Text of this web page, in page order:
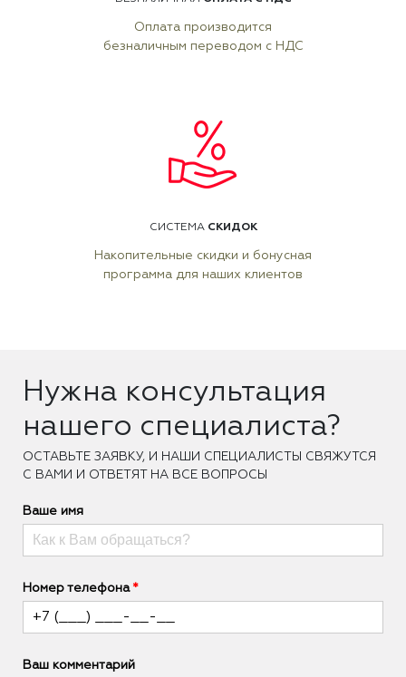
Оплата производится
безналичным переводом с НДС
СИСТЕМА СКИДОК
Накопительные скидки и бонусная
программа для наших клиентов
Нужна консультация
нашего специалиста?
ОCТАВЬТЕ ЗАЯВКУ, И НАШИ СПЕЦИАЛИСТЫ СВЯЖУТСЯ
С ВАМИ И ОТВЕТЯТ НА ВСЕ ВОПРОСЫ
Ваше имя
Номер телефона
Ваш комментарий